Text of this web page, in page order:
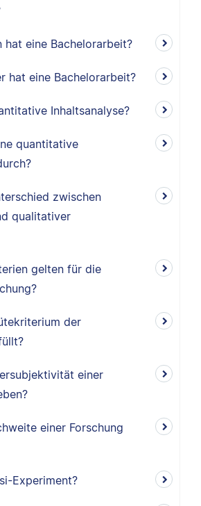
hat eine Bachelorarbeit?
hat eine Bachelorarbeit?
Inhaltsanalyse?
quantitative
zwischen
qualitativer
gelten für die
der
einer
einer Forschung
Experiment?